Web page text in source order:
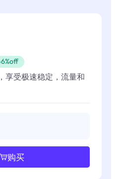
享受极速稳定，流量和
购买